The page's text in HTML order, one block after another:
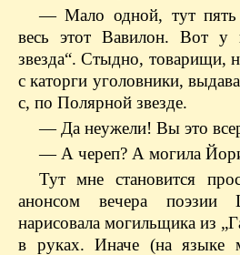
— Мало одной, тут пять
весь этот Вавилон. Вот у
звезда“. Стыдно, товарищи,
с каторги уголовники,
с, по Полярной звезде.
— Да неужели! Вы это
— А череп? А могила
Тут мне становится
анонсом вечера поэзии
нарисовала могильщика из
в руках. Иначе (на языке